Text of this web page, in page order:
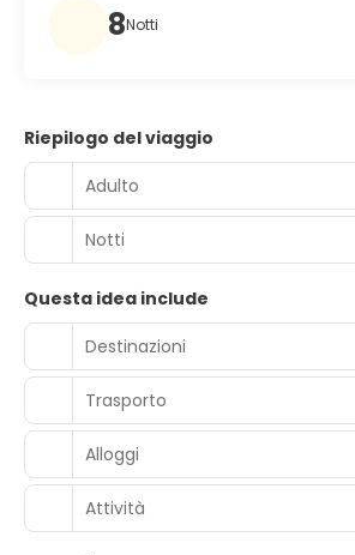
8Notti
Riepilogo del viaggio
Adulto
Notti
Questa idea include
Destinazioni
Trasporto
Alloggi
Attività